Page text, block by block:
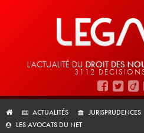
L'ACTUALITÉ DU DROIT DES
3112
ACTUALITÉS JURISPRUDENCES
LES AVOCATS DU NET